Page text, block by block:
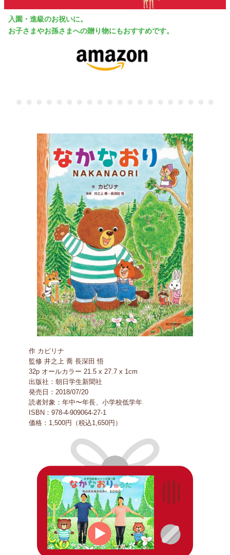
入園・進級のお祝いに。
お子さまやお孫さまへの贈り物にもおすすめです。
作 カピリナ
監修 井之上 喬 長深田 悟
32p オールカラー 21.5 x 27.7 x 1cm
出版社：朝日学生新聞社
発売日：2018/07/20
読者対象：年中〜年長、小学校低学年
ISBN：978-4-909064-27-1
価格：1,500円（税込1,650円）